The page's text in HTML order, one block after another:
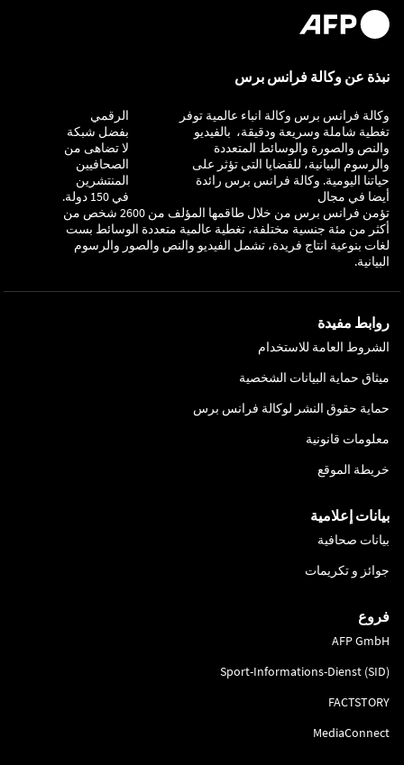
نبذة عن وكالة فرانس برس
وكالة فرانس برس وكالة انباء عالمية توفر
تغطية شاملة وسريعة ودقيقة، بالفيديو
والنص والصورة والوسائط المتعددة
والرسوم البيانية، للقضايا التي تؤثر على
حياتنا اليومية. وكالة فرانس برس رائدة
أيضا في مجال
الرقمي
بفضل شبكة
لا تضاهى من
الصحافيين
المنتشرين
في 150 دولة.
تؤمن فرانس برس من خلال طاقمها المؤلف من 2600 شخص من
أكثر من مئة جنسية مختلفة، تغطية عالمية متعددة الوسائط بست
لغات بنوعية انتاج فريدة، تشمل الفيديو والنص والصور والرسوم
البيانية.
روابط مفيدة
الشروط العامة للاستخدام
ميثاق حماية البيانات الشخصية
حماية حقوق النشر لوكالة فرانس برس
معلومات قانونية
خريطة الموقع
بيانات إعلامية
بيانات صحافية
جوائز و تكريمات
فروع
AFP GmbH
Sport-Informations-Dienst (SID)
FACTSTORY
MediaConnect